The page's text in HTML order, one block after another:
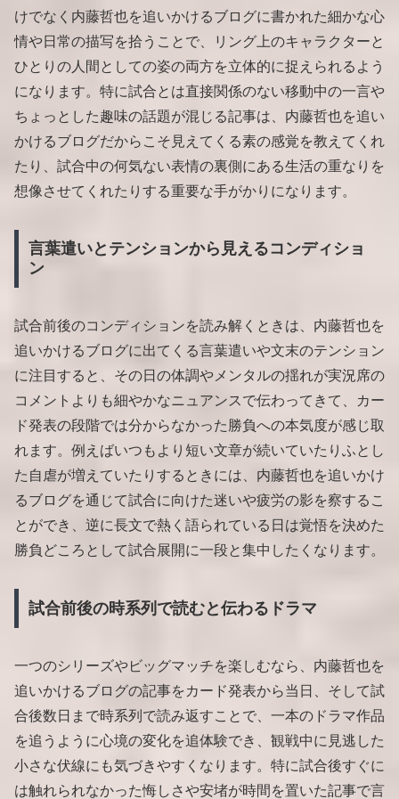
けでなく内藤哲也を追いかけるブログに書かれた細かな心
情や日常の描写を拾うことで、リング上のキャラクターと
ひとりの人間としての姿の両方を立体的に捉えられるよう
になります。特に試合とは直接関係のない移動中の一言や
ちょっとした趣味の話題が混じる記事は、内藤哲也を追い
かけるブログだからこそ見えてくる素の感覚を教えてくれ
たり、試合中の何気ない表情の裏側にある生活の重なりを
想像させてくれたりする重要な手がかりになります。
言葉遣いとテンションから見えるコンディショ
ン
試合前後のコンディションを読み解くときは、内藤哲也を
追いかけるブログに出てくる言葉遣いや文末のテンション
に注目すると、その日の体調やメンタルの揺れが実況席の
コメントよりも細やかなニュアンスで伝わってきて、カー
ド発表の段階では分からなかった勝負への本気度が感じ取
れます。例えばいつもより短い文章が続いていたりふとし
た自虐が増えていたりするときには、内藤哲也を追いかけ
るブログを通じて試合に向けた迷いや疲労の影を察するこ
とができ、逆に長文で熱く語られている日は覚悟を決めた
勝負どころとして試合展開に一段と集中したくなります。
試合前後の時系列で読むと伝わるドラマ
一つのシリーズやビッグマッチを楽しむなら、内藤哲也を
追いかけるブログの記事をカード発表から当日、そして試
合後数日まで時系列で読み返すことで、一本のドラマ作品
を追うように心境の変化を追体験でき、観戦中に見逃した
小さな伏線にも気づきやすくなります。特に試合後すぐに
は触れられなかった悔しさや安堵が時間を置いた記事で言